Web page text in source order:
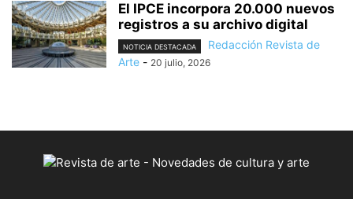
El IPCE incorpora 20.000 nuevos
registros a su archivo digital
NOTICIA DESTACADA
Redacción Revista de
Arte - 20 julio, 2026